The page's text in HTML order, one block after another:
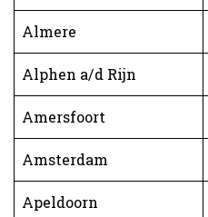
Almere
Alphen a/d Rijn
Amersfoort
Amsterdam
Apeldoorn